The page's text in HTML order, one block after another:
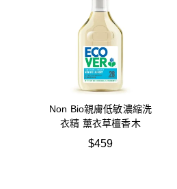
Non Bio親膚低敏濃縮洗
衣精 薰衣草檀香木
$459